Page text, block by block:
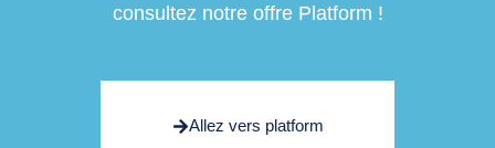
consultez notre offre Platform !
Allez vers platform